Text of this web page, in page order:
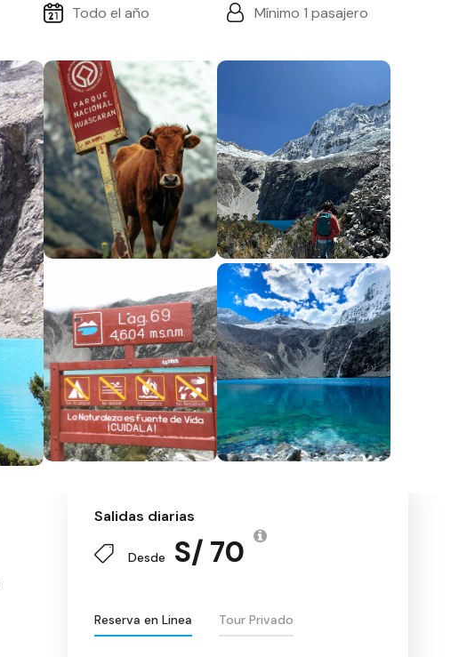
Todo el año Mínimo 1 pasajero
Salidas diarias
Desde S/ 70
Reserva en Linea Tour Privado